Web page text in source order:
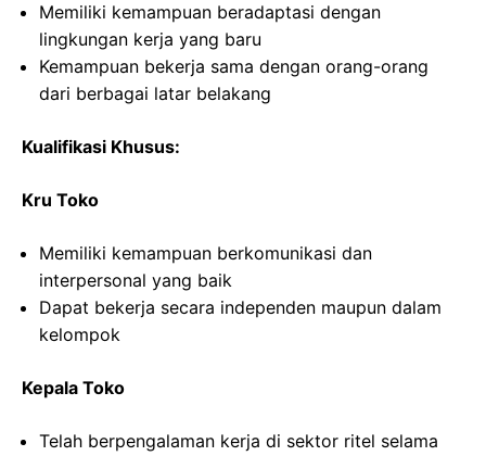
Memiliki kemampuan beradaptasi dengan
lingkungan kerja yang baru
Kemampuan bekerja sama dengan orang-orang
dari berbagai latar belakang
Kualifikasi Khusus:
Kru Toko
Memiliki kemampuan berkomunikasi dan
interpersonal yang baik
Dapat bekerja secara independen maupun dalam
kelompok
Kepala Toko
Telah berpengalaman kerja di sektor ritel selama